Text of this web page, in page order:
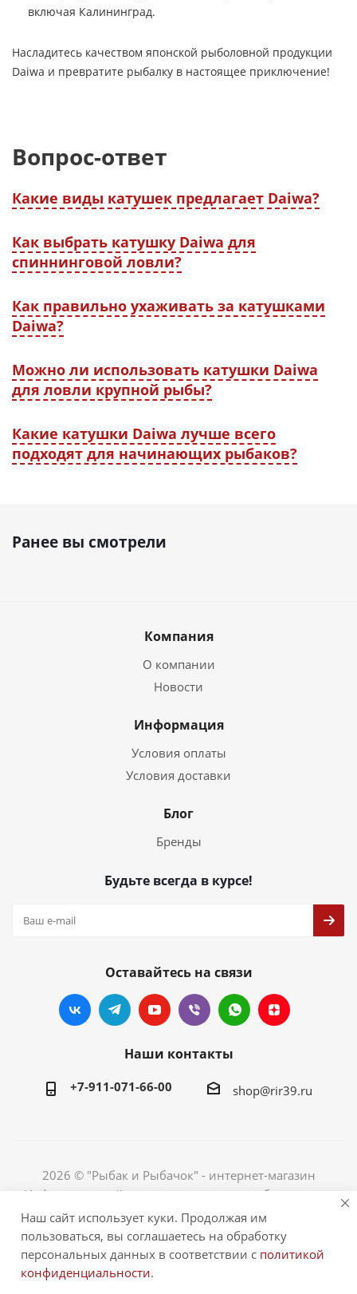
включая Калининград.
Насладитесь качеством японской рыболовной продукции
Daiwa и превратите рыбалку в настоящее приключение!
Вопрос-ответ
Какие виды катушек предлагает Daiwa?
Как выбрать катушку Daiwa для
спиннинговой ловли?
Как правильно ухаживать за катушками
Daiwa?
Можно ли использовать катушки Daiwa
для ловли крупной рыбы?
Какие катушки Daiwa лучше всего
подходят для начинающих рыбаков?
Ранее вы смотрели
Компания
О компании
Новости
Информация
Условия оплаты
Условия доставки
Блог
Бренды
Будьте всегда в курсе!
Оставайтесь на связи
Наши контакты
+7-911-071-66-00 shop@rir39.ru
2026 © "Рыбак и Рыбачок" - интернет-магазин
Информация сайта защищена законом об авторских
правах. Индивидуальный предприниматель Рогов
Сергей Юрьевич. ИНН 390600967290. ОГРНИП
324390000064229.
Наш сайт использует куки. Продолжая им
пользоваться, вы соглашаетесь на обработку
персональных данных в соответствии с политикой
конфиденциальности.